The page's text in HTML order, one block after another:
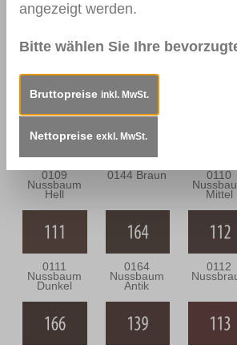
Bräunlich Dunkel
0109
Nussbaum
Hell
0144 Braun 0110
Mittel
0111
Nussbaum
Dunkel
0164
Nussbaum
Antik
0112
angezeigt werden.
Bitte wählen Sie Ihre
Bruttopreise inkl. MwSt.
Nettopreise exkl. MwSt.